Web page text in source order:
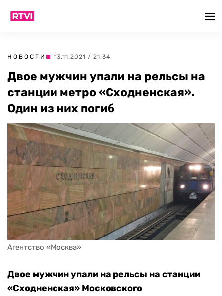
НОВОСТИ | 13.11.2021 / 21:34
Двое мужчин упали на рельсы на
станции метро «Сходненская».
Один из них погиб
Агентство «Москва»
Двое мужчин упали на рельсы на станции
«Сходненская» Московского